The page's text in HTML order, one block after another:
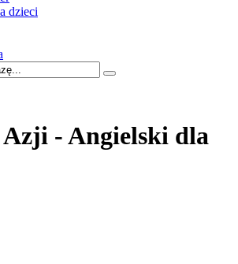
dzieci
- Angielski dla